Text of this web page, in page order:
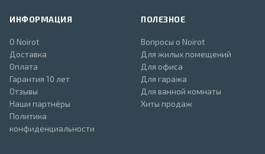
ИНФОРМАЦИЯ
О Noirot
Доставка
Оплата
Гарантия 10 лет
Отзывы
Наши партнёры
Политика
конфиденциальности
ПОЛЕЗНОЕ
Вопросы о Noirot
Для жилых помещений
Для офиса
Для гаража
Для ванной комнаты
Хиты продаж